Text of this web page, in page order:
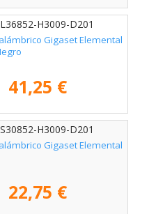
H3009-D201
Gigaset Elemental
41,25 €
H3009-D201
Gigaset Elemental
22,75 €